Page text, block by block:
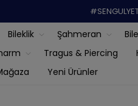
Bileklik Şahmeran
Tragus & Piercing
Yeni Ürünler